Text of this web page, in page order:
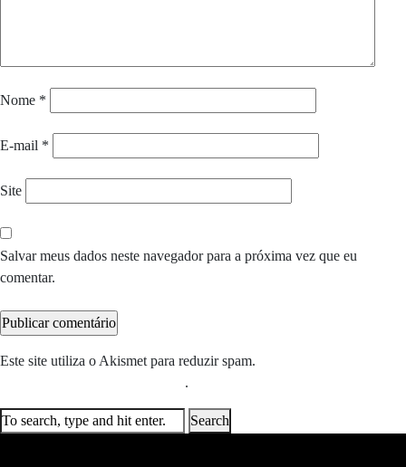
Nome *
E-mail *
Site
Salvar meus dados neste navegador para a próxima vez que eu
comentar.
Este site utiliza o Akismet para reduzir spam.
.
Search